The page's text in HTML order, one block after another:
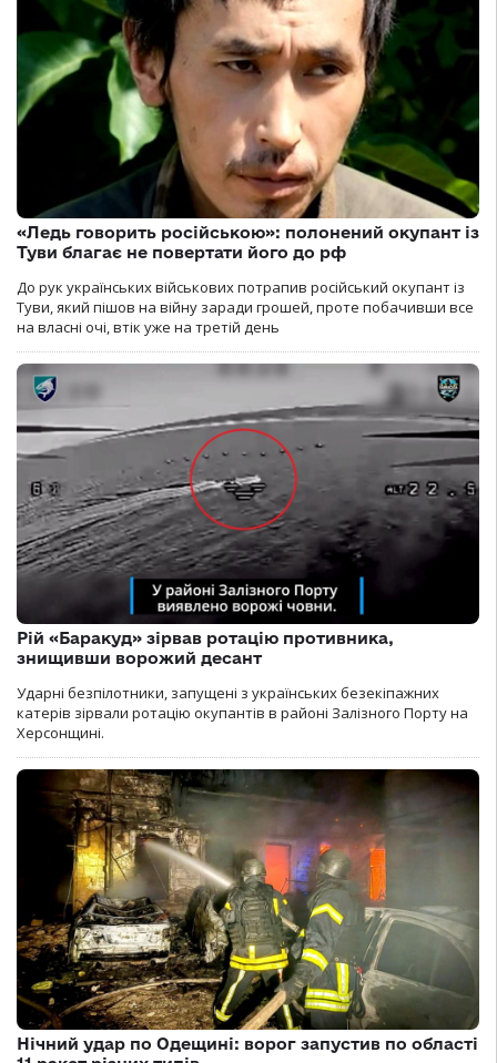
«Ледь говорить російською»: полонений окупант із
Туви благає не повертати його до рф
До рук українських військових потрапив російський окупант із
Туви, який пішов на війну заради грошей, проте побачивши все
на власні очі, втік уже на третій день
Рій «Баракуд» зірвав ротацію противника,
знищивши ворожий десант
Ударні безпілотники, запущені з українських безекіпажних
катерів зірвали ротацію окупантів в районі Залізного Порту на
Херсонщині.
Нічний удар по Одещині: ворог запустив по області